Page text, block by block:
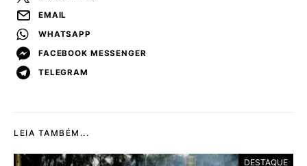
EMAIL
WHATSAPP
FACEBOOK MESSENGER
TELEGRAM
LEIA TAMBÉM...
DESTAQUE